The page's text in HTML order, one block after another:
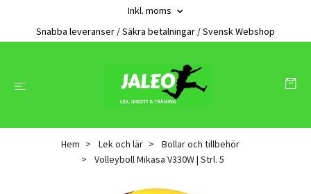
Inkl. moms
Snabba leveranser / Säkra betalningar / Svensk Webshop
Hem Lek och lär
Bollar och tillbehör
Volleyboll Mikasa V330W | Strl. 5